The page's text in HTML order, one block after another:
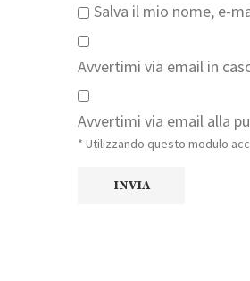
Salva il mio nome, e-
Avvertimi via email in
Avvertimi via email alla
* Utilizzando questo modulo